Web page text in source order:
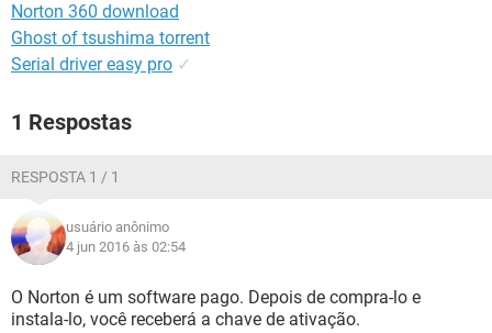
Norton 360 download
Ghost of tsushima torrent
Serial driver easy pro ✓
1 Respostas
RESPOSTA 1 / 1
usuário anônimo
4 jun 2016 às 02:54
O Norton é um software pago. Depois de compra-lo e
instala-lo, você receberá a chave de ativação.